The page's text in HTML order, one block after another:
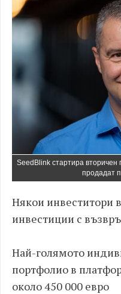
SeedBlink стартира вторичен
продадат
Някои инвеститори
инвестиции с
Най-голямото
портфолио в
около450 000 евро